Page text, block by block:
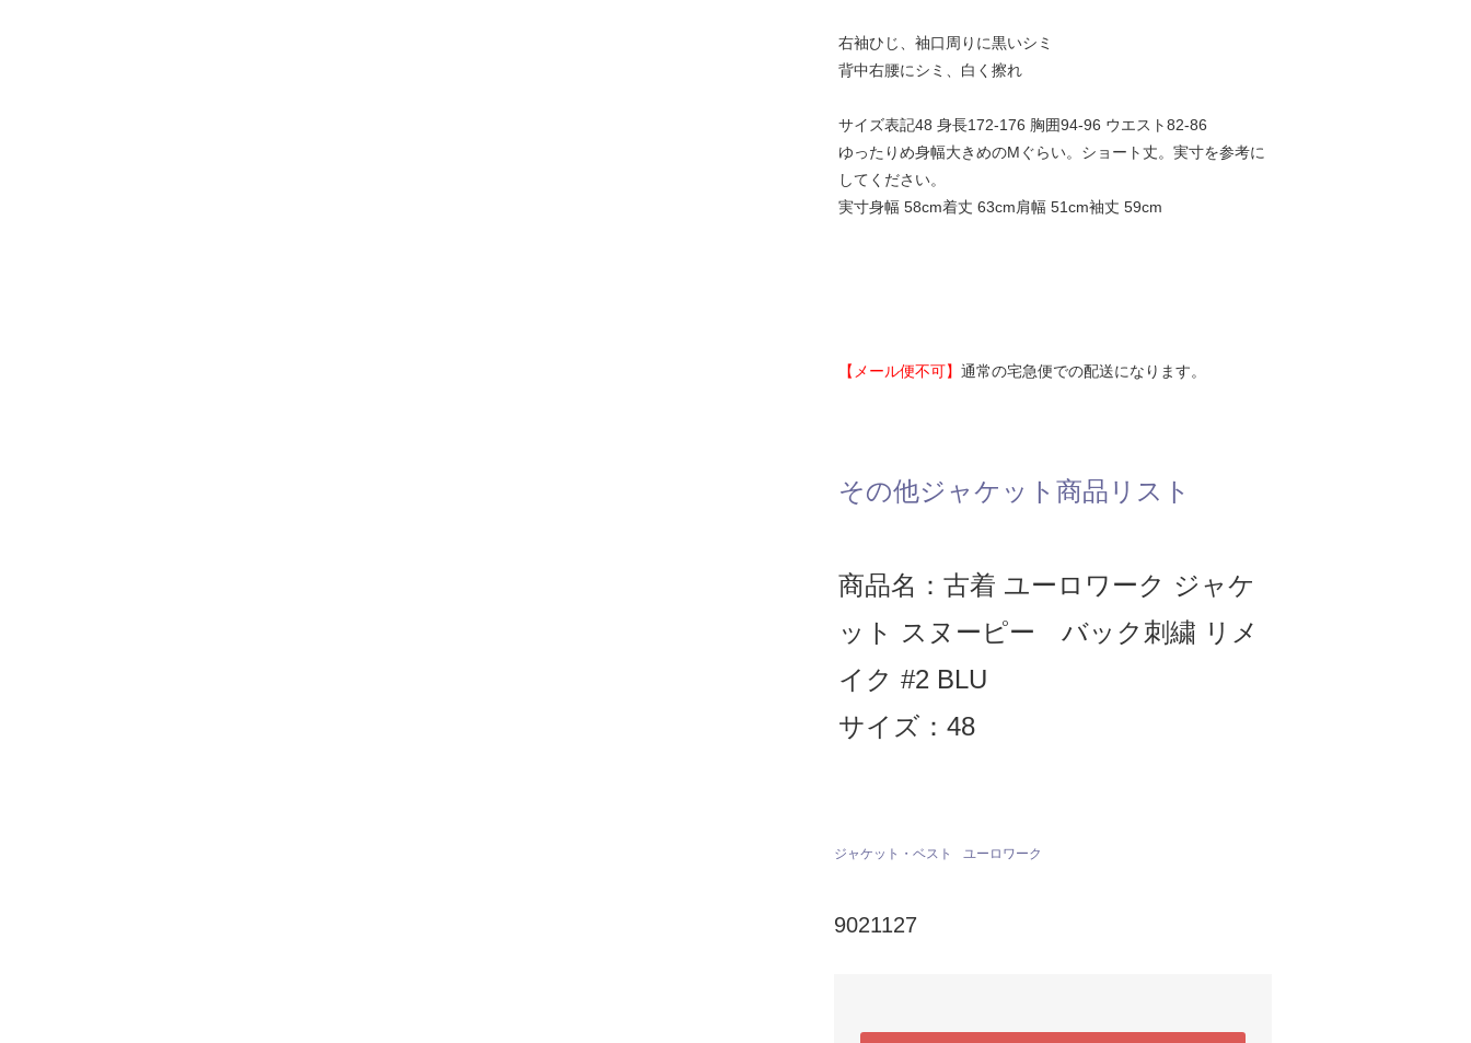
右袖ひじ、袖口周りに黒いシミ
背中右腰にシミ、白く擦れ
サイズ表記48 身長172-176 胸囲94-96 ウエスト82-86
ゆったりめ身幅大きめのMぐらい。ショート丈。実寸を参考に
してください。
実寸身幅 58cm着丈 63cm肩幅 51cm袖丈 59cm
【メール便不可】 通常の宅急便での配送になります。
その他ジャケット商品リスト
商品名：古着 ユーロワーク ジャケ
ット スヌーピー バック刺繍 リメ
イク #2 BLU
サイズ：48
ジャケット・ベスト ユーロワーク
9021127